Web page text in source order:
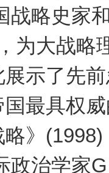
战略史家
，为大战
示了先
最具权
》 (1998)
政治学家